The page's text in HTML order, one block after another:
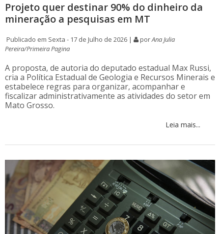
Projeto quer destinar 90% do dinheiro da
mineração a pesquisas em MT
Publicado em Sexta - 17 de Julho de 2026 | porAna Julia
Pereira/Primeira Pagina
A proposta, de autoria do deputado estadual Max Russi,
cria a Política Estadual de Geologia e Recursos Minerais e
estabelece regras para organizar, acompanhar e
fiscalizar administrativamente as atividades do setor em
Mato Grosso.
Leia mais...